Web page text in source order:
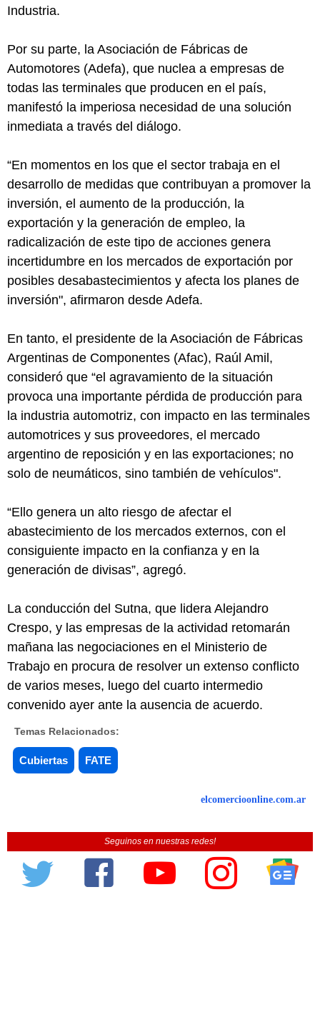
Industria.
Por su parte, la Asociación de Fábricas de
Automotores (Adefa), que nuclea a empresas de
todas las terminales que producen en el país,
manifestó la imperiosa necesidad de una solución
inmediata a través del diálogo.
“En momentos en los que el sector trabaja en el
desarrollo de medidas que contribuyan a promover la
inversión, el aumento de la producción, la
exportación y la generación de empleo, la
radicalización de este tipo de acciones genera
incertidumbre en los mercados de exportación por
posibles desabastecimientos y afecta los planes de
inversión", afirmaron desde Adefa.
En tanto, el presidente de la Asociación de Fábricas
Argentinas de Componentes (Afac), Raúl Amil,
consideró que “el agravamiento de la situación
provoca una importante pérdida de producción para
la industria automotriz, con impacto en las terminales
automotrices y sus proveedores, el mercado
argentino de reposición y en las exportaciones; no
solo de neumáticos, sino también de vehículos".
“Ello genera un alto riesgo de afectar el
abastecimiento de los mercados externos, con el
consiguiente impacto en la confianza y en la
generación de divisas”, agregó.
La conducción del Sutna, que lidera Alejandro
Crespo, y las empresas de la actividad retomarán
mañana las negociaciones en el Ministerio de
Trabajo en procura de resolver un extenso conflicto
de varios meses, luego del cuarto intermedio
convenido ayer ante la ausencia de acuerdo.
Temas Relacionados:
Cubiertas FATE
elcomercioonline.com.ar
Seguinos en nuestras redes!